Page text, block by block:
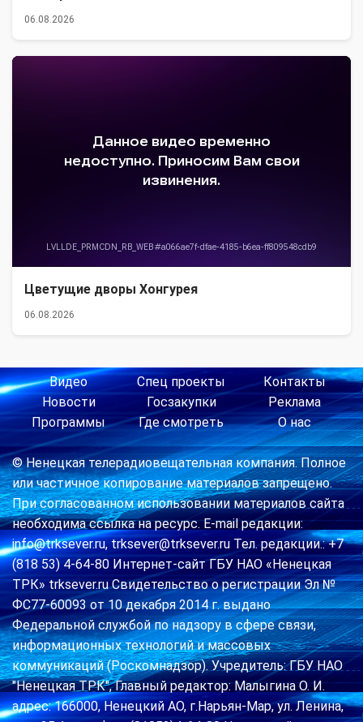
06.08.2026
Цветущие дворы Хонгурея
06.08.2026
Видео
Новости
Программы
Спец проекты
Госзакупки
Где смотреть
Контакты
Реклама
О нас
© Ненецкая телерадиовещательная компания. Полное
или частичное копирование материалов запрещено.
При согласованном использовании материалов сайта
необходима ссылка на ресурс. E-mail редакции:
info@trksever.ru, trksever@trksever.ru Тел. редакции.: +7
(818 53) 4-64-80 Интернет-сайт ГБУ НАО «Ненецкая
ТРК» trksever.ru Свидетельство о регистрации Эл №
ФС77-60093 от 10 декабря 2014 г. выдано
Федеральной службой по надзору в сфере связи,
информационных технологий и массовых
коммуникаций (Роскомнадзор). Учредитель: ГБУ НАО
"Ненецкая ТРК", Главный редактор: Малыгина О. И.
адрес: 166000, Ненецкий АО, г.Нарьян-Мар, ул. Ленина,